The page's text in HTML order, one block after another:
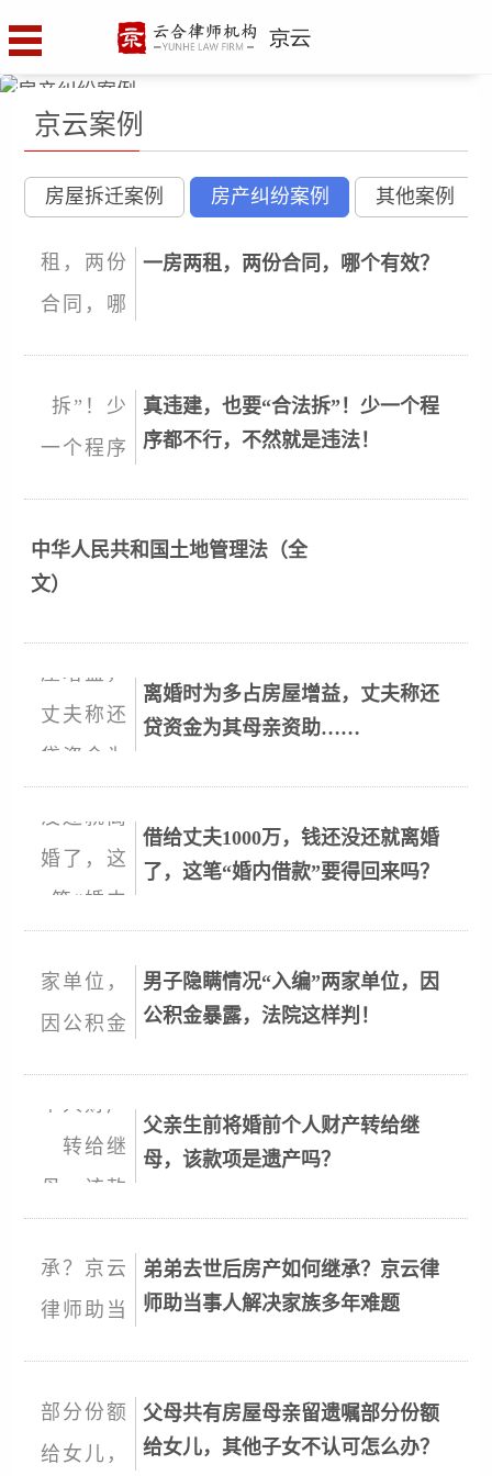
京云案例
房屋拆迁案例 房产纠纷案例 其他案例
一房两租，两份合同，哪个有效？
真违建，也要“合法拆”！少一个程
序都不行，不然就是违法！
中华人民共和国土地管理法（全
文）
离婚时为多占房屋增益，丈夫称还
贷资金为其母亲资助……
借给丈夫1000万，钱还没还就离婚
了，这笔“婚内借款”要得回来吗？
男子隐瞒情况“入编”两家单位，因
公积金暴露，法院这样判！
父亲生前将婚前个人财产转给继
母，该款项是遗产吗？
弟弟去世后房产如何继承？京云律
师助当事人解决家族多年难题
父母共有房屋母亲留遗嘱部分份额
给女儿，其他子女不认可怎么办？